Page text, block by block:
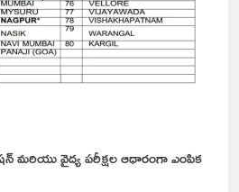
మరియు వైద్య పరీక్షల ఆధారంగా ఎంపిక